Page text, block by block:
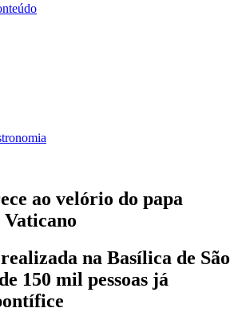
ao velório do papa
na Basílica de São
150 mil pessoas já